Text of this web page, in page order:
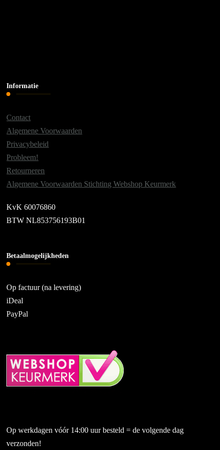
Informatie
Contact
Algemene Voorwaarden
Privacybeleid
Probleem!
Retourneren
Algemene Voorwaarden Stichting Webshop Keurmerk
KvK 60076860
BTW NL853756193B01
Betaalmogelijkheden
Op factuur (na levering)
iDeal
PayPal
Op werkdagen vóór 14:00 uur besteld = de volgende dag
verzonden!